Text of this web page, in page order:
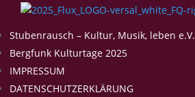
Stubenrausch – Kultur, Musik, leben e.V.
Bergfunk Kulturtage 2025
IMPRESSUM
DATENSCHUTZERKLÄRUNG